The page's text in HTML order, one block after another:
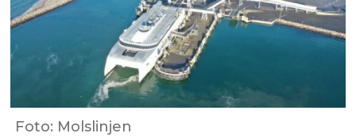
Foto: Molslinjen